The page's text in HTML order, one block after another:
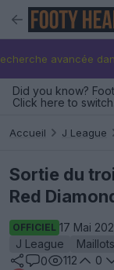
avancée
Did you know?
Click here to switch.
Accueil J League
Sortie du
Red
OFFICIEL 17 Mai
J League
Maillots
0
112 0